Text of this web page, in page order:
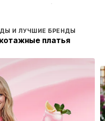
И ЛУЧШИЕ БРЕНДЫ
платья